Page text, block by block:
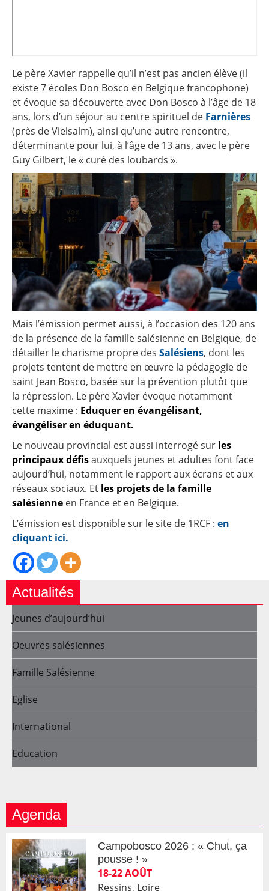
Le père Xavier rappelle qu’il n’est pas ancien élève (il
existe 7 écoles Don Bosco en Belgique francophone)
et évoque sa découverte avec Don Bosco à l’âge de 18
ans, lors d’un séjour au centre spirituel de Farnières
(près de Vielsalm), ainsi qu’une autre rencontre,
déterminante pour lui, à l’âge de 13 ans, avec le père
Guy Gilbert, le « curé des loubards ».
Mais l’émission permet aussi, à l’occasion des 120 ans
de la présence de la famille salésienne en Belgique, de
détailler le charisme propre des Salésiens, dont les
projets tentent de mettre en œuvre la pédagogie de
saint Jean Bosco, basée sur la prévention plutôt que
la répression. Le père Xavier évoque notamment
cette maxime : Eduquer en évangélisant,
évangéliser en éduquant.
Le nouveau provincial est aussi interrogé sur les
principaux défisauxquels jeunes et adultes font face
aujourd’hui, notamment le rapport aux écrans et aux
réseaux sociaux. Et les projets de la famille
salésienne en France et en Belgique.
L’émission est disponible sur le site de 1RCF : en
cliquant ici.
Actualités
Jeunes d’aujourd’hui
Oeuvres salésiennes
Famille Salésienne
Eglise
International
Education
Agenda
Campobosco 2026 : « Chut, ça
pousse ! »
18-22 AOÛT
Ressins, Loire